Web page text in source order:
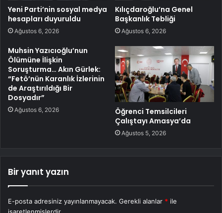
Yeni Parti’nin sosyal medya
hesapları duyuruldu
Ağustos 6, 2026
Kılıçdaroğlu’na Genel
Başkanlık Tebliği
Ağustos 6, 2026
Muhsin Yazıcıoğlu’nun
Ölümüne İlişkin
Soruşturma… Akın Gürlek:
“Fetö’nün Karanlık İzlerinin
de Araştırıldığı Bir
Dosyadır”
Ağustos 6, 2026
Öğrenci Temsilcileri
Çalıştayı Amasya’da
Ağustos 5, 2026
Bir yanıt yazın
E-posta adresiniz yayınlanmayacak. Gerekli alanlar * ile
işaretlenmişlerdir